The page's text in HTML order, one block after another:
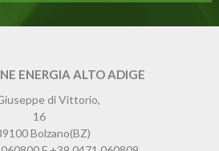
ENERGIA ALTO ADIGE
di Vittorio,
16
Bolzano(BZ)